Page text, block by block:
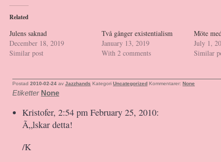
Related
Julens saknad
December 18, 2019
Similar post
Två gånger existentialism
January 13, 2019
With 2 comments
Möte
July 1,
Similar
Postad 2010-02-24 av Jazzhands Kategori Uncategorized Kommentarer: None
Etiketter None
Kristofer, 2:54 pm February 25, 2010:
Ã„lskar detta!
/K